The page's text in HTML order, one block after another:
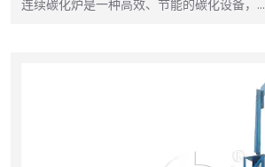
连续碳化炉是一种高效、节能的碳化设备，...